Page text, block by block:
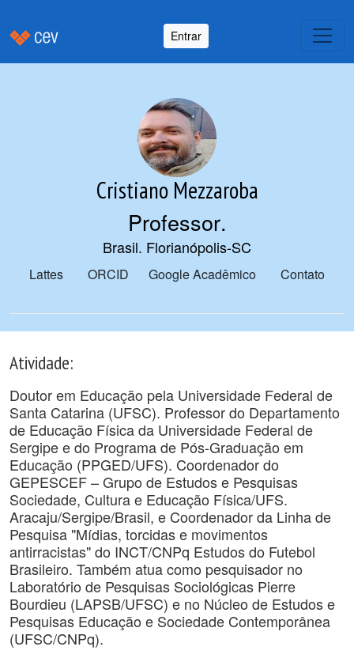
Entrar
Cristiano Mezzaroba
Professor.
Brasil. Florianópolis-SC
Lattes ORCID Google Acadêmico Contato
Atividade:
Doutor em Educação pela Universidade Federal de
Santa Catarina (UFSC). Professor do Departamento
de Educação Física da Universidade Federal de
Sergipe e do Programa de Pós-Graduação em
Educação (PPGED/UFS). Coordenador do
GEPESCEF – Grupo de Estudos e Pesquisas
Sociedade, Cultura e Educação Física/UFS.
Aracaju/Sergipe/Brasil, e Coordenador da Linha de
Pesquisa "Mídias, torcidas e movimentos
antirracistas" do INCT/CNPq Estudos do Futebol
Brasileiro. Também atua como pesquisador no
Laboratório de Pesquisas Sociológicas Pierre
Bourdieu (LAPSB/UFSC) e no Núcleo de Estudos e
Pesquisas Educação e Sociedade Contemporânea
(UFSC/CNPq).